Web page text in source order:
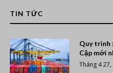
TIN TỨC
Quy trình
Cập mới
Tháng 4